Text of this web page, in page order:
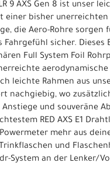
9 AXS Gen 8 ist unser
einer bisher unerreichten
die Aero-Rohre
Fahrgefühl sicher. Dieses
Full System Foil
aerodynamische
leichte Rahmen aus
nachgiebig, wo
und souveräne
RED AXS E1
mehr aus
Trinkflaschen und
System an der Lenker/